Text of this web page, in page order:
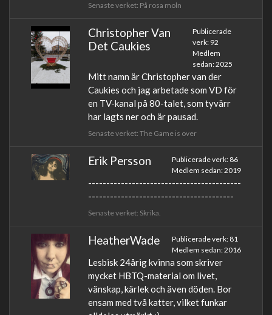
Senaste verket: På rosa moln
Christopher Van
Det Caukies
Publicerade
verk: 92
Medlem
sedan: 2025
Mitt namn är Christopher van der
Caukies och jag arbetade som VD för
en TV-kanal på 80-talet, som tyvärr
har lagts ner och är pausad.
Senaste verket: The Game is over
Erik Persson
Publicerade verk: 86
Medlem sedan: 2019
------------------------------------------
----------------------------------------
Senaste verket: Skrika.
HeatherWade
Publicerade verk: 81
Medlem sedan: 2016
Lesbisk 24årig kvinna som skriver
mycket HBTQ-material om livet,
vänskap, kärlek och även döden. Bor
ensam med två katter, vilket funkar